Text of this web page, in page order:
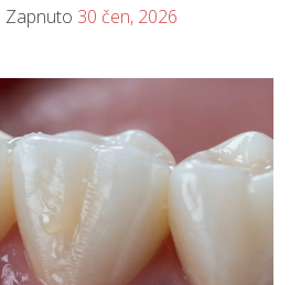
Zapnuto 30 čen, 2026